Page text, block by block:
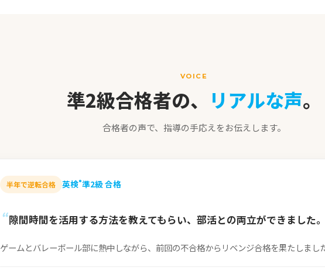
VOICE
準2級合格者の、 リアルな声。
合格者の声で、指導の手応えをお伝えします。
半年で逆転合格 英検®準2級 合格
“ 隙間時間を活用する方法を教えてもらい、部活との両立ができました
ゲームとバレーボール部に熱中しながら、前回の不合格からリベンジ合格を果たしまし